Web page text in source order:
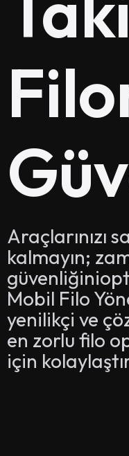
Araçlarınızı
kalmayın;
Mobil Filo
yenilikçi ve
en zorlu filo
için